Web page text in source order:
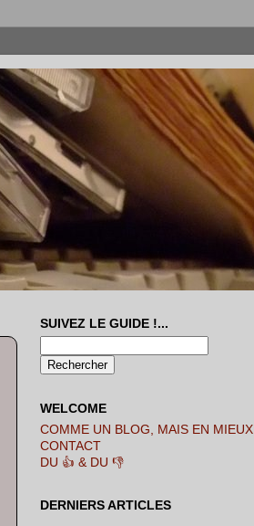
SUIVEZ LE GUIDE !...
WELCOME
COMME UN BLOG, MAIS EN MIEUX
CONTACT
DU 👍 & DU 👎
DERNIERS ARTICLES